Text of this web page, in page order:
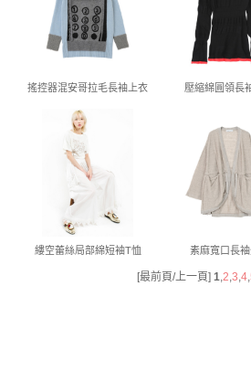
搖控器混安哥拉毛長袖上衣 壓縮綿圓領長
縷空蕾絲局部綿短袖T恤 素麻寬口長
[最前頁/上一頁] 1 2 3 4